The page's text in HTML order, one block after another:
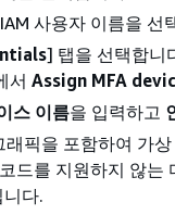
사용자 이름을 선
] 탭을 선택합니
서 Assign MFA
스 이름을 입력하고
래픽을 포함하여 가
드를 지원하지 않
다.